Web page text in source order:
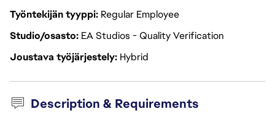
Työntekijän tyyppi Regular Employee
Studio/osasto EA Studios - Quality Verification
Joustava työjärjestely Hybrid
Description & Requirements